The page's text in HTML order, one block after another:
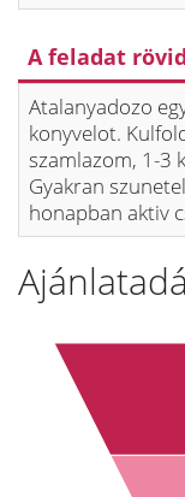
A feladat
Atalanyadozo
konyvelot.
szamlazom, 1-3
Gyakran
honapban aktiv